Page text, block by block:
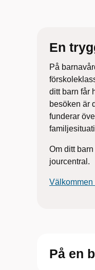
En
På
ditt barn får
besöken är
funderar
​Om ditt
jourcentral.
Välkommen
På en